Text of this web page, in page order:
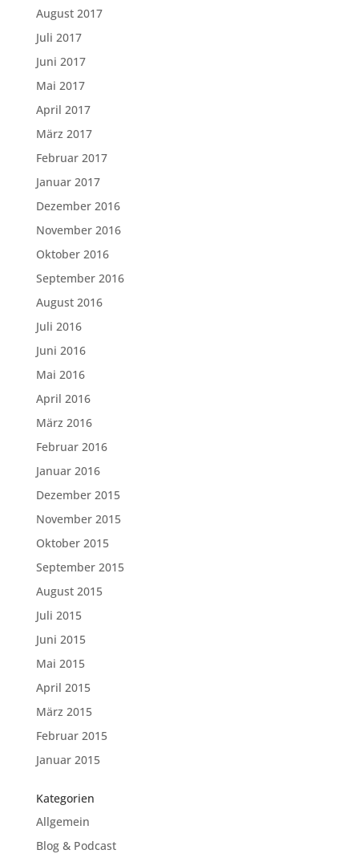
August 2017
Juli 2017
Juni 2017
Mai 2017
April 2017
März 2017
Februar 2017
Januar 2017
Dezember 2016
November 2016
Oktober 2016
September 2016
August 2016
Juli 2016
Juni 2016
Mai 2016
April 2016
März 2016
Februar 2016
Januar 2016
Dezember 2015
November 2015
Oktober 2015
September 2015
August 2015
Juli 2015
Juni 2015
Mai 2015
April 2015
März 2015
Februar 2015
Januar 2015
Kategorien
Allgemein
Blog & Podcast